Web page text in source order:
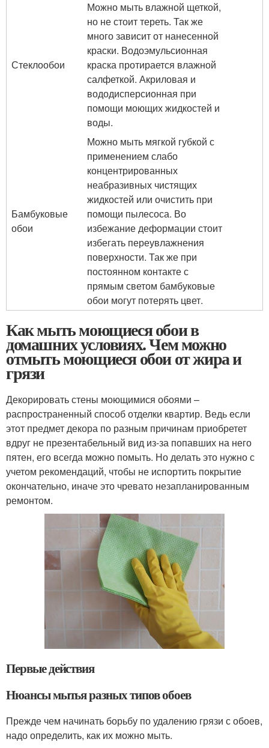
Стеклообои
Можно мыть влажной щеткой,
но не стоит тереть. Так же
много зависит от нанесенной
краски. Водоэмульсионная
краска протирается влажной
салфеткой. Акриловая и
вододисперсионная при
помощи моющих жидкостей и
воды.
Бамбуковые
обои
Можно мыть мягкой губкой с
применением слабо
концентрированных
неабразивных чистящих
жидкостей или очистить при
помощи пылесоса. Во
избежание деформации стоит
избегать переувлажнения
поверхности. Так же при
постоянном контакте с
прямым светом бамбуковые
обои могут потерять цвет.
Как мыть моющиеся обои в
домашних условиях. Чем можно
отмыть моющиеся обои от жира и
грязи
Декорировать стены моющимися обоями –
распространенный способ отделки квартир. Ведь если
этот предмет декора по разным причинам приобретет
вдруг не презентабельный вид из-за попавших на него
пятен, его всегда можно помыть. Но делать это нужно с
учетом рекомендаций, чтобы не испортить покрытие
окончательно, иначе это чревато незапланированным
ремонтом.
Первые действия
Нюансы мытья разных типов обоев
Прежде чем начинать борьбу по удалению грязи с обоев,
надо определить, как их можно мыть.